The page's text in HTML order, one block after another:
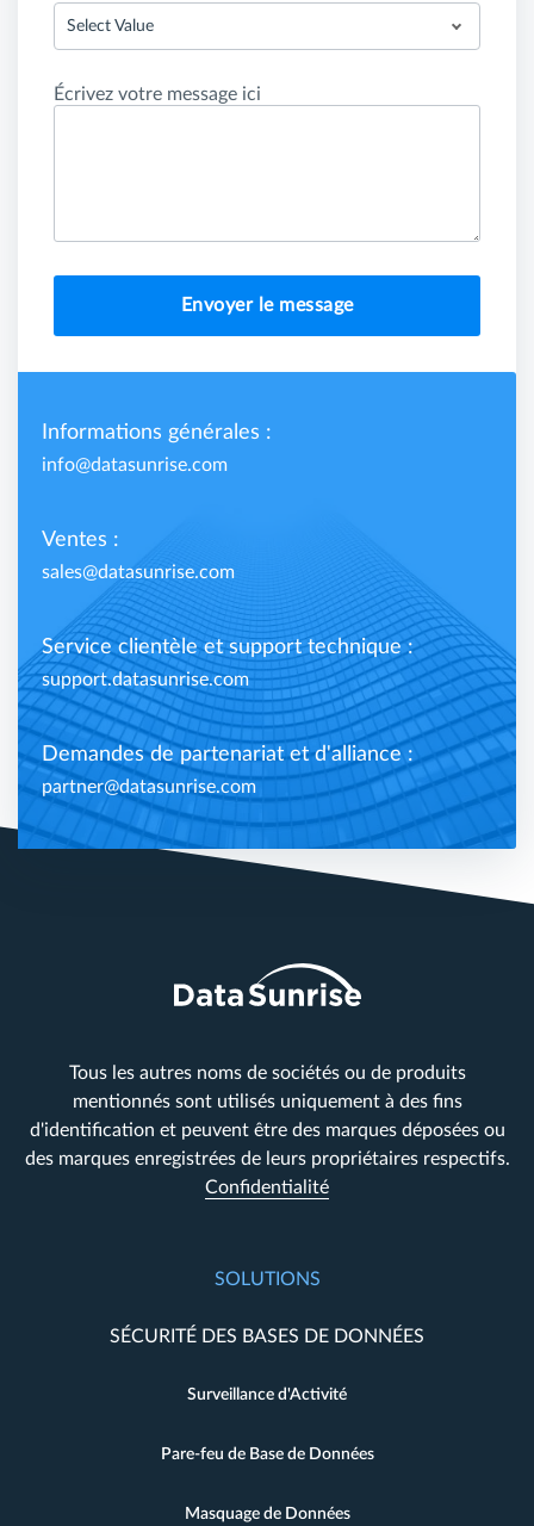
Select Value
Écrivez votre message ici
Envoyer le message
Informations générales :
info@datasunrise.com
Ventes :
sales@datasunrise.com
Service clientèle et support technique :
support.datasunrise.com
Demandes de partenariat et d'alliance :
partner@datasunrise.com
Tous les autres noms de sociétés ou de produits
mentionnés sont utilisés uniquement à des fins
d'identification et peuvent être des marques déposées ou
des marques enregistrées de leurs propriétaires respectifs.
Confidentialité
SOLUTIONS
SÉCURITÉ DES BASES DE DONNÉES
Surveillance d'Activité
Pare-feu de Base de Données
Masquage de Données